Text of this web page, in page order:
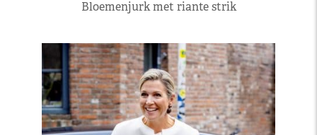
Bloemenjurk met riante strik